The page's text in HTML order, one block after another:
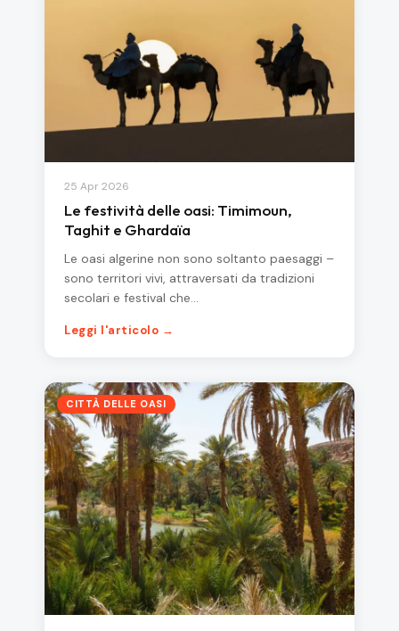
25 Apr 2026
Le festività delle oasi: Timimoun,
Taghit e Ghardaïa
Le oasi algerine non sono soltanto paesaggi –
sono territori vivi, attraversati da tradizioni
secolari e festival che…
Leggi l'articolo →
CITTÀ DELLE OASI